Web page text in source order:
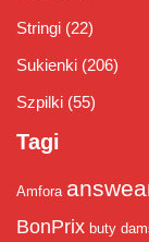
Stringi (22)
Sukienki (206)
Szpilki (55)
Tagi
Amfora
BonPrix buty